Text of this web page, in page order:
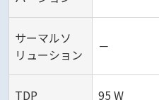
サーマルソ
リューション
－
TDP 95 W